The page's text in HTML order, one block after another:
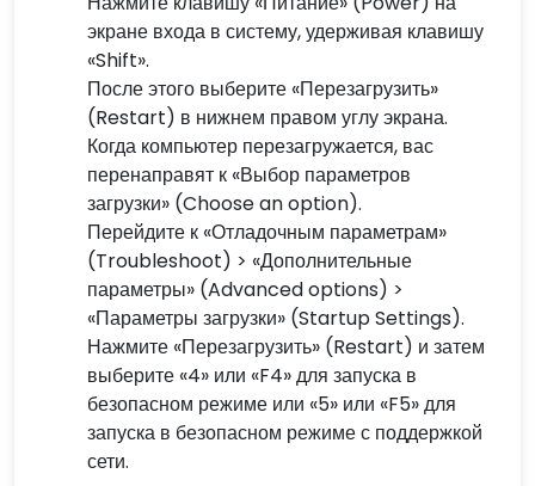
экране входа в систему, удерживая клавишу
«Shift».
После этого выберите «Перезагрузить»
(Restart) в нижнем правом углу экрана.
Когда компьютер перезагружается, вас
перенаправят к «Выбор параметров
загрузки» (Choose an option).
Перейдите к «Отладочным параметрам»
(Troubleshoot) > «Дополнительные
параметры» (Advanced options) >
«Параметры загрузки» (Startup Settings).
Нажмите «Перезагрузить» (Restart) и затем
выберите «4» или «F4» для запуска в
безопасном режиме или «5» или «F5» для
запуска в безопасном режиме с поддержкой
сети.